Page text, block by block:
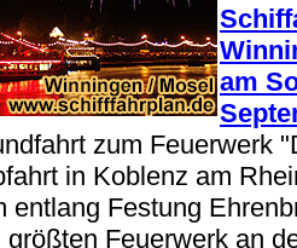
am
zum Feuerwerk
in Koblenz am
entlang Festung
Feuerwerk an